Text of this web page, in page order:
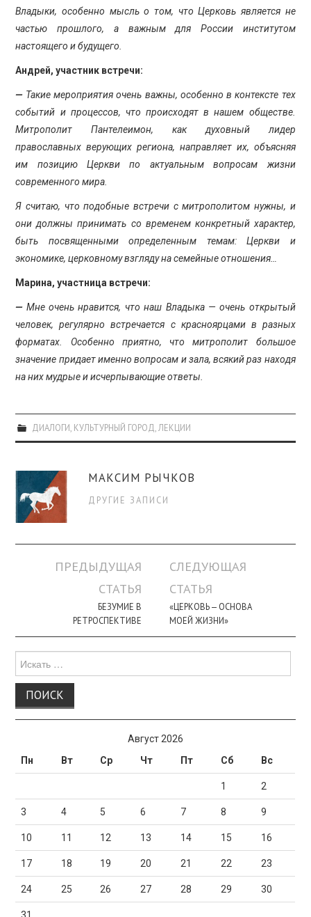
Владыки, особенно мысль о том, что Церковь является не
частью прошлого, а важным для России институтом
настоящего и будущего.
Андрей, участник встречи:
— Такие мероприятия очень важны, особенно в контексте тех
событий и процессов, что происходят в нашем обществе.
Митрополит Пантелеимон, как духовный лидер
православных верующих региона, направляет их, объясняя
им позицию Церкви по актуальным вопросам жизни
современного мира.
Я считаю, что подобные встречи с митрополитом нужны, и
они должны принимать со временем конкретный характер,
быть посвященными определенным темам: Церкви и
экономике, церковному взгляду на семейные отношения…
Марина, участница встречи:
— Мне очень нравится, что наш Владыка — очень открытый
человек, регулярно встречается с красноярцами в разных
форматах. Особенно приятно, что митрополит большое
значение придает именно вопросам и зала, всякий раз находя
на них мудрые и исчерпывающие ответы.
ДИАЛОГИ, КУЛЬТУРНЫЙ ГОРОД,ЛЕКЦИИ
МАКСИМ РЫЧКОВ
ДРУГИЕ ЗАПИСИ
Навигация
ПРЕДЫДУЩАЯ
СТАТЬЯ
БЕЗУМИЕ В
РЕТРОСПЕКТИВЕ
СЛЕДУЮЩАЯ
СТАТЬЯ
«ЦЕРКОВЬ — ОСНОВА
МОЕЙ ЖИЗНИ»
для:
Август 2026
Пн
Вт Ср Чт Пт Сб Вс
1 2
3 4 5 6 7 8 9
10 11 12 13 14 15 16
17 18 19 20 21 22 23
24 25 26 27 28 29 30